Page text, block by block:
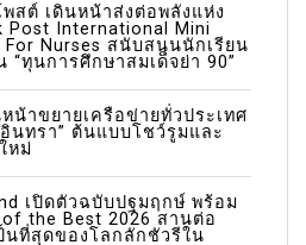
สต์ เดินหน้าส่งต่อพลังแห่ง
Post International Mini
For Nurses สนับสนุนนักเรียน
ทุนการศึกษาสมเด็จย่า 90”
หน้าขยายเครือข่ายทั่วประเทศ
อินทรา” ต้นแบบโชว์รูมและ
หม่
เปิดตัวฉบับปฐมฤกษ์ พร้อม
the Best 2026 สานต่อ
นที่สุดของโลกลักชัวรีใน